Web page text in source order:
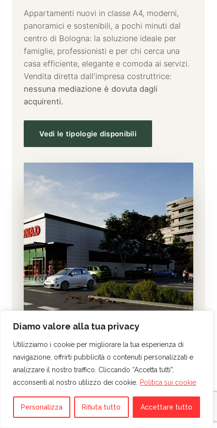
Diamo valore alla tua privacy
Utilizziamo i cookie per migliorare la tua esperienza di
navigazione, offrirti pubblicità o contenuti personalizzati e
analizzare il nostro traffico. Cliccando “Accetta tutti”,
acconsenti al nostro utilizzo dei cookie.
Politica sui cookie
Personalizza Rifiuta tutto Accettare tutto
Appartamenti nuovi in classe A4, moderni,
panoramici e sostenibili, a pochi minuti dal
centro di Bologna: la soluzione ideale per
famiglie, professionisti e per chi cerca una
casa efficiente, elegante e comoda ai servizi.
Vendita diretta dall'impresa costruttrice:
nessuna mediazione è dovuta dagli
acquirenti.
Vedi le tipologie disponibili